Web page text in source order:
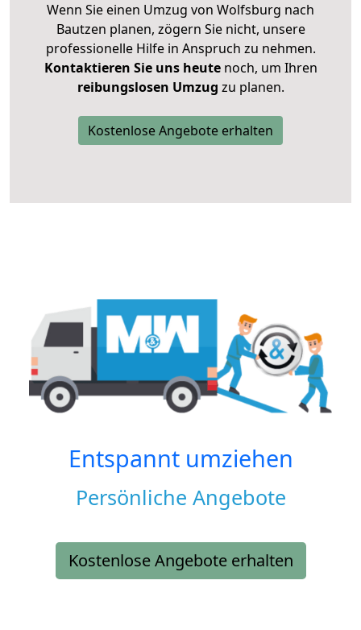
Wenn Sie einen Umzug von Wolfsburg nach
Bautzen planen, zögern Sie nicht, unsere
professionelle Hilfe in Anspruch zu nehmen.
Kontaktieren Sie uns heutenoch, um Ihren
reibungslosen Umzug zu planen.
Kostenlose Angebote erhalten
Entspannt umziehen
Persönliche Angebote
Kostenlose Angebote erhalten